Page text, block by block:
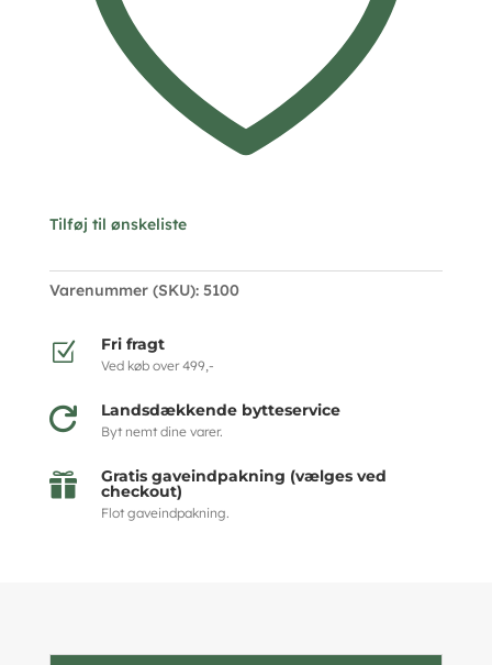
Tilføj til ønskeliste
Varenummer (SKU): 5100
Z Fri fragt
Ved køb over 499,-
 Landsdækkende bytteservice
Byt nemt dine varer.
 Gratis gaveindpakning (vælges ved
checkout)
Flot gaveindpakning.